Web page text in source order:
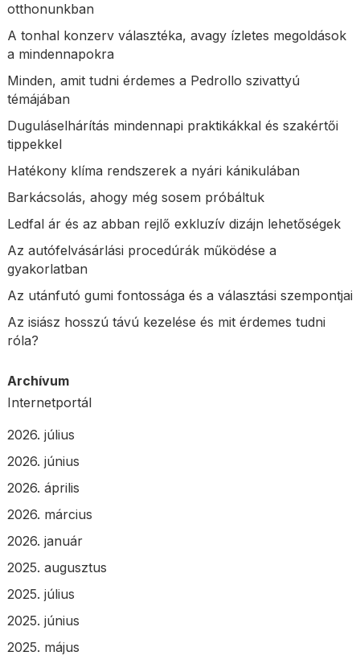
otthonunkban
A tonhal konzerv választéka, avagy ízletes megoldások
a mindennapokra
Minden, amit tudni érdemes a Pedrollo szivattyú
témájában
Duguláselhárítás mindennapi praktikákkal és szakértői
tippekkel
Hatékony klíma rendszerek a nyári kánikulában
Barkácsolás, ahogy még sosem próbáltuk
Ledfal ár és az abban rejlő exkluzív dizájn lehetőségek
Az autófelvásárlási procedúrák működése a
gyakorlatban
Az utánfutó gumi fontossága és a választási szempontjai
Az isiász hosszú távú kezelése és mit érdemes tudni
róla?
Archívum
Internetportál
2026. július
2026. június
2026. április
2026. március
2026. január
2025. augusztus
2025. július
2025. június
2025. május